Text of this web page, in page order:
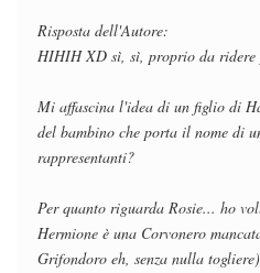
Risposta dell'Autore:
HIHIH XD sì, sì, proprio da ridere
Mi affascina l'idea di un figlio di
del bambino che porta il nome di
rappresentanti?
Per quanto riguarda Rosie... ho
Hermione è una Corvonero
Grifondoro eh, senza nulla